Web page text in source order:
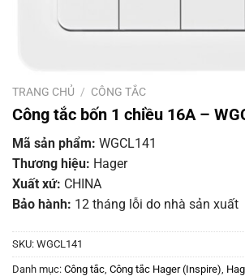
TRANG CHỦ / CÔNG TẮC
Công tắc bốn 1 chiều 16A –
Mã sản phẩm: WGCL141
Thương hiệu: Hager
Xuất xứ: CHINA
Bảo hành: 12 tháng lỗi do nhà sản xuất
SKU: WGCL141
Danh mục: Công tắc Công tắc Hager (Inspire)